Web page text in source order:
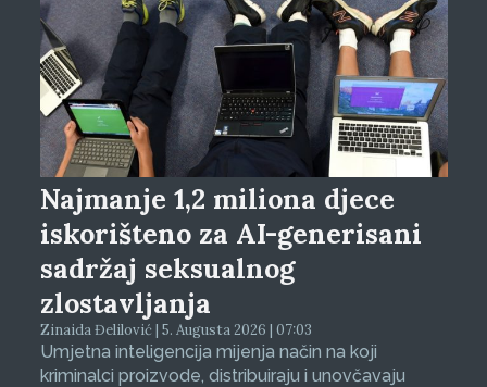
Najmanje 1,2 miliona djece
iskorišteno za AI-generisani
sadržaj seksualnog
zlostavljanja
Zinaida Đelilović | 5. Augusta 2026 | 07:03
Umjetna inteligencija mijenja način na koji
kriminalci proizvode, distribuiraju i unovčavaju